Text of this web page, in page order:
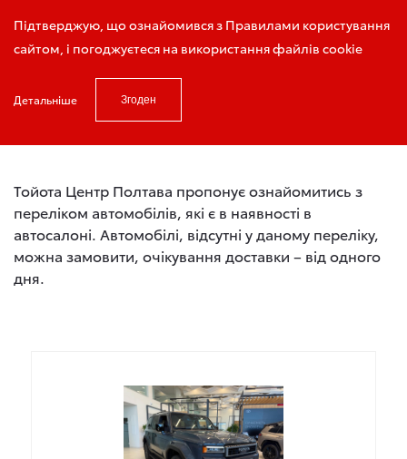
Підтверджую, що ознайомився з Правилами користування
сайтом, і погоджуєтеся на використання файлів cookie
Детальніше Згоден
Записатись на тест-драйв
Тойота Центр Полтава пропонує ознайомитись з
переліком автомобілів, які є в наявності в
автосалоні. Автомобілі, відсутні у даному переліку,
можна замовити, очікування доставки – від одного
дня.